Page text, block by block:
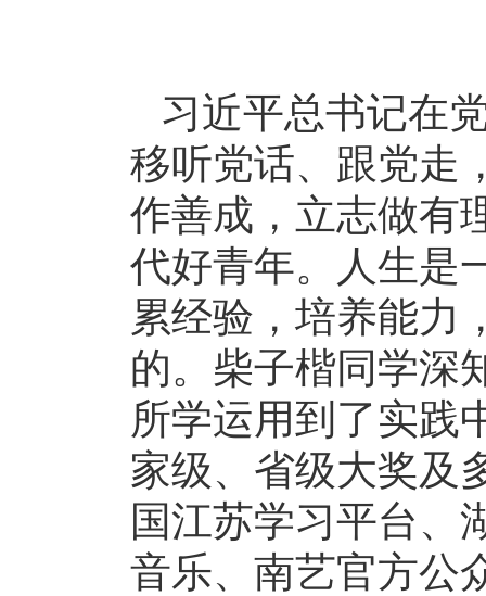
习近平总书记在
移听党话、跟党走
作善成，立志做有
代好青年。人生是
累经验，培养能力
的。柴子楷同学深
所学运用到了实践
家级、省级大奖及
国江苏学习平台、
音乐、南艺官方公